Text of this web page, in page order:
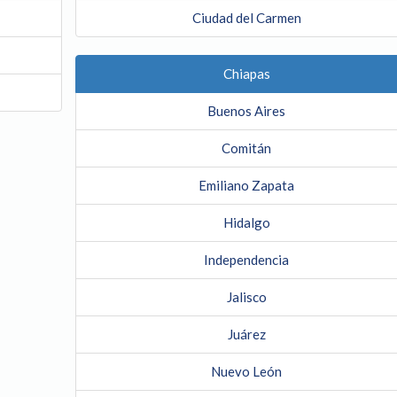
Ciudad del Carmen
Chiapas
Buenos Aires
Comitán
Emiliano Zapata
Hidalgo
Independencia
Jalisco
Juárez
Nuevo León